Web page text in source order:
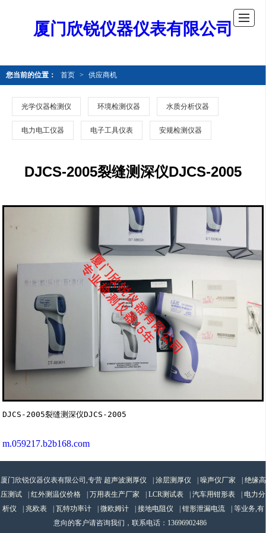
厦门欣锐仪器仪表有限公司
您当前的位置： 首页 > 供应商机
光学仪器检测仪 环境检测仪器 水质分析仪器
电力电工仪器 电子工具仪表 安规检测仪器
DJCS-2005裂缝测深仪DJCS-2005
m.059217.b2b168.com
厦门欣锐仪器仪表有限公司,专营 超声波测厚仪 涂层测厚仪 噪声仪厂家
绝缘高
压测试
红外测温仪价格 万用表生产厂家 LCR测试表 汽车用钳形表
电力分
析仪
兆欧表 瓦特功率计 微欧姆计 接地电阻仪 钳形泄漏电流
| 等业务,有
意向的客户请咨询我们，联系电话： 13696902486